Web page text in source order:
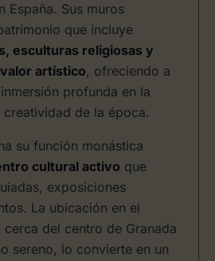
España. Sus muros
que incluye
esculturas religiosas y
artístico, ofreciendo a
profunda en la
de la época.
su función monástica
cultural activo que
exposiciones
La ubicación en el
cerca del centro de Granada
sereno, lo convierte en un